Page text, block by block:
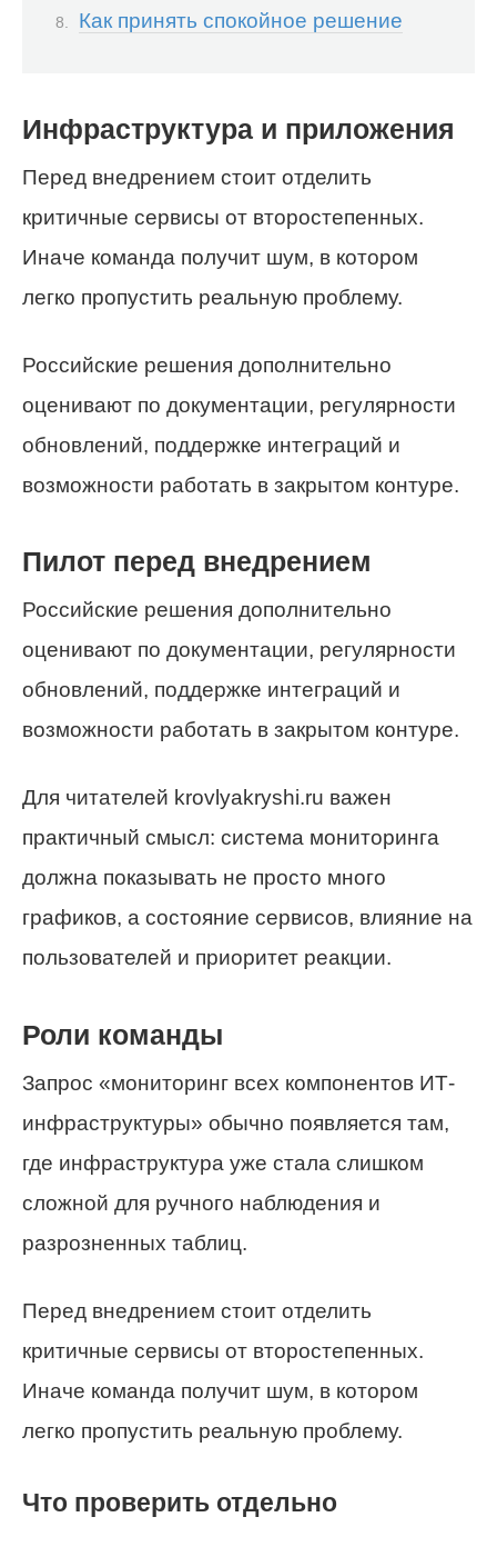
Как принять спокойное решение
Инфраструктура и приложения
Перед внедрением стоит отделить
критичные сервисы от второстепенных.
Иначе команда получит шум, в котором
легко пропустить реальную проблему.
Российские решения дополнительно
оценивают по документации, регулярности
обновлений, поддержке интеграций и
возможности работать в закрытом контуре.
Пилот перед внедрением
Российские решения дополнительно
оценивают по документации, регулярности
обновлений, поддержке интеграций и
возможности работать в закрытом контуре.
Для читателей krovlyakryshi.ru важен
практичный смысл: система мониторинга
должна показывать не просто много
графиков, а состояние сервисов, влияние на
пользователей и приоритет реакции.
Роли команды
Запрос «мониторинг всех компонентов ИТ-
инфраструктуры» обычно появляется там,
где инфраструктура уже стала слишком
сложной для ручного наблюдения и
разрозненных таблиц.
Перед внедрением стоит отделить
критичные сервисы от второстепенных.
Иначе команда получит шум, в котором
легко пропустить реальную проблему.
Что проверить отдельно